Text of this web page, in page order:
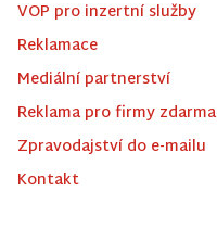
VOP pro inzertní služby
Reklamace
Mediální partnerství
Reklama pro firmy zdarma
Zpravodajství do e-mailu
Kontakt